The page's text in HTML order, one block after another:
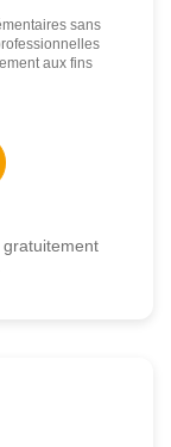
sans
aux fins